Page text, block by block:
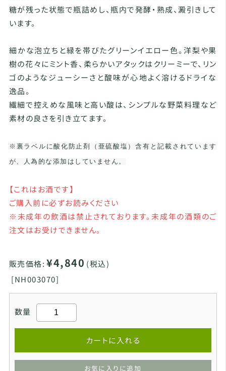
糖が残った状態で瓶詰めし、瓶内で発酵・熟成、澱引きして
います。
細かな泡立ちと緑を帯びたグリーンイエロー色。洋梨や果
樹の花々にミント香、柔らかいアタックはクリーミーで、リン
ゴのようなジューシーさと酸味が心地よく溶けるドライな
逸品。
繊細で控えめな風味と高い酸は、シンプルな野菜料理など
素材の良さを引き立てます。
※裏ラベルに酸化防止剤（亜硫酸塩）含有と記載されています
が、人為的な添加はしていません。
【これはお酒です】
ご購入前に必ずお読みください
※未成年の飲酒は禁止されております。未成年の酒類のご
注文はお受けできません。
販売価格: ¥4,840 (税込)
[NH003070]
数量
カートに入れる
お気に入りに追加